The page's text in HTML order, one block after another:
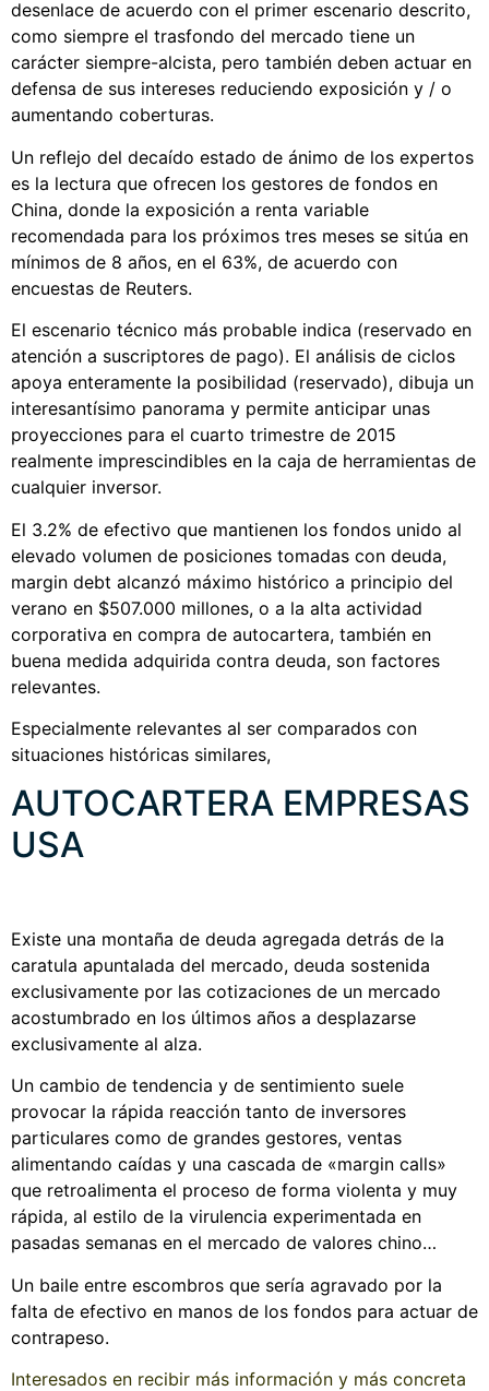
desenlace de acuerdo con el primer escenario descrito,
como siempre el trasfondo del mercado tiene un
carácter siempre-alcista, pero también deben actuar en
defensa de sus intereses reduciendo exposición y / o
aumentando coberturas.
Un reflejo del decaído estado de ánimo de los expertos
es la lectura que ofrecen los gestores de fondos en
China, donde la exposición a renta variable
recomendada para los próximos tres meses se sitúa en
mínimos de 8 años, en el 63%, de acuerdo con
encuestas de Reuters.
El escenario técnico más probable indica (reservado en
atención a suscriptores de pago). El análisis de ciclos
apoya enteramente la posibilidad (reservado), dibuja un
interesantísimo panorama y permite anticipar unas
proyecciones para el cuarto trimestre de 2015
realmente imprescindibles en la caja de herramientas de
cualquier inversor.
El 3.2% de efectivo que mantienen los fondos unido al
elevado volumen de posiciones tomadas con deuda,
margin debt alcanzó máximo histórico a principio del
verano en $507.000 millones, o a la alta actividad
corporativa en compra de autocartera, también en
buena medida adquirida contra deuda, son factores
relevantes.
Especialmente relevantes al ser comparados con
situaciones históricas similares,
AUTOCARTERA EMPRESAS
USA
Existe una montaña de deuda agregada detrás de la
caratula apuntalada del mercado, deuda sostenida
exclusivamente por las cotizaciones de un mercado
acostumbrado en los últimos años a desplazarse
exclusivamente al alza.
Un cambio de tendencia y de sentimiento suele
provocar la rápida reacción tanto de inversores
particulares como de grandes gestores, ventas
alimentando caídas y una cascada de «margin calls»
que retroalimenta el proceso de forma violenta y muy
rápida, al estilo de la virulencia experimentada en
pasadas semanas en el mercado de valores chino…
Un baile entre escombros que sería agravado por la
falta de efectivo en manos de los fondos para actuar de
contrapeso.
Interesados en recibir más información y más concreta